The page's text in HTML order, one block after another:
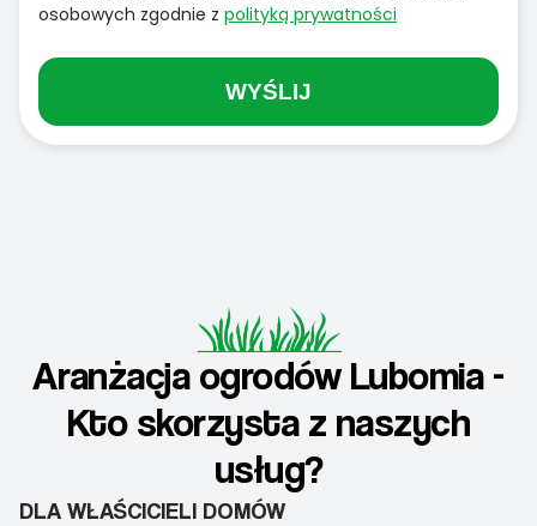
osobowych zgodnie z polityką prywatności
WYŚLIJ
Aranżacja ogrodów Lubomia -
Kto skorzysta z naszych
usług?
DLA WŁAŚCICIELI DOMÓW